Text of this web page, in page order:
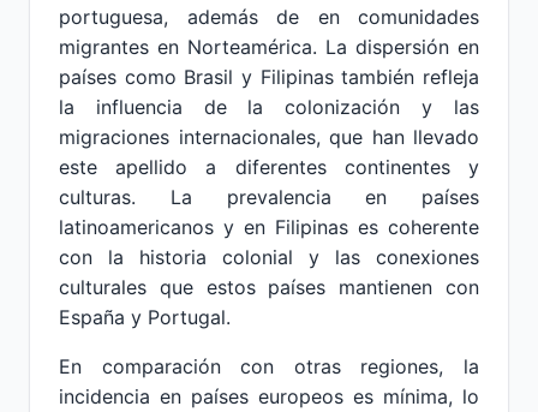
portuguesa, además de en comunidades
migrantes en Norteamérica. La dispersión en
países como Brasil y Filipinas también refleja
la influencia de la colonización y las
migraciones internacionales, que han llevado
este apellido a diferentes continentes y
culturas. La prevalencia en países
latinoamericanos y en Filipinas es coherente
con la historia colonial y las conexiones
culturales que estos países mantienen con
España y Portugal.
En comparación con otras regiones, la
incidencia en países europeos es mínima, lo